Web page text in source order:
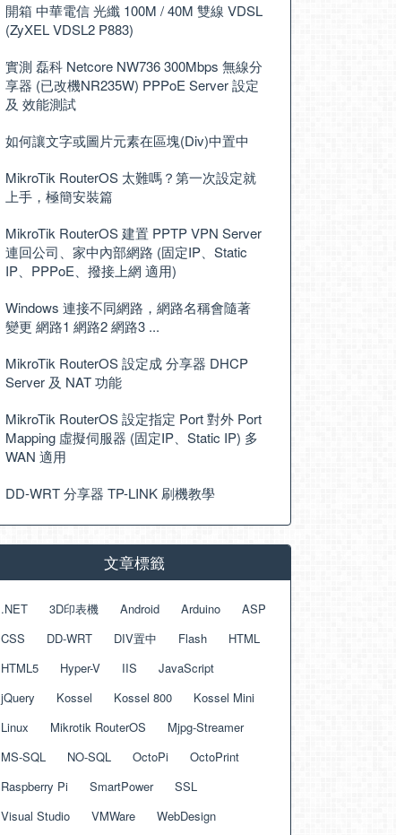
開箱 中華電信 光纖 100M / 40M 雙線 VDSL
(ZyXEL VDSL2 P883)
實測 磊科 Netcore NW736 300Mbps 無線分
享器 (已改機NR235W) PPPoE Server 設定
及 效能測試
如何讓文字或圖片元素在區塊(Div)中置中
MikroTik RouterOS 太難嗎？第一次設定就
上手，極簡安裝篇
MikroTik RouterOS 建置 PPTP VPN Server
連回公司、家中內部網路 (固定IP、Static
IP、PPPoE、撥接上網 適用)
Windows 連接不同網路，網路名稱會隨著
變更 網路1 網路2 網路3 ...
MikroTik RouterOS 設定成 分享器 DHCP
Server 及 NAT 功能
MikroTik RouterOS 設定指定 Port 對外 Port
Mapping 虛擬伺服器 (固定IP、Static IP) 多
WAN 適用
DD-WRT 分享器 TP-LINK 刷機教學
文章標籤
.NET 3D印表機 Android Arduino
ASP
CSS
DD-WRT DIV置中 Flash
HTML
HTML5
Hyper-V IIS
JavaScript
jQuery
Kossel Kossel 800
Kossel Mini
Linux
Mikrotik RouterOS
Mjpg-Streamer
MS-SQL
NO-SQL OctoPi
OctoPrint
Raspberry Pi
SmartPower
SSL
Visual Studio
VMWare WebDesign